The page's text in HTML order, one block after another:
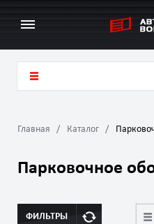
Главная Каталог
Парковочное
ФИЛЬТРЫ